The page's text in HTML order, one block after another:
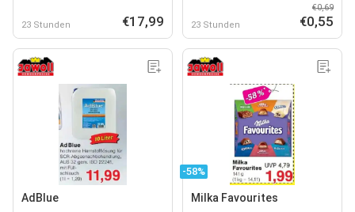
23 Stunden €17,99 23 Stunden
€0,69
€0,55
AdBlue
-58%
Milka Favourites